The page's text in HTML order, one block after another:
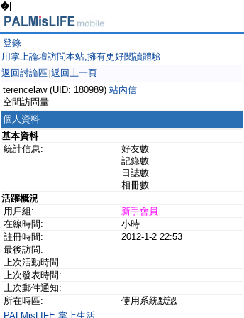
�|
登錄
用掌上論壇訪問本站,擁有更好閱讀體驗
返回討論區 返回上一頁
terencelaw (UID: 180989) 站內信
空間訪問量
個人資料
基本資料
統計信息:
好友數
記錄數
日誌數
相冊數
活躍概況
用戶組:
新手會員
在線時間:
小時
註冊時間:
2012-1-2 22:53
最後訪問:
上次活動時間:
上次發表時間:
上次郵件通知:
所在時區:
使用系統默認
PALMisLIFE 掌上生活